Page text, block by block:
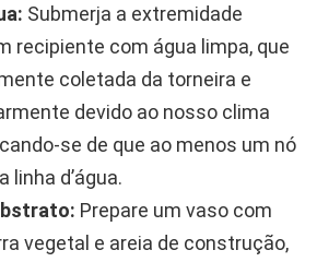
Submerja a extremidade
recipiente com água limpa, que
coletada da torneira e
devido ao nosso clima
se de que ao menos um nó
linha d’água.
Prepare um vaso com
vegetal e areia de construção,